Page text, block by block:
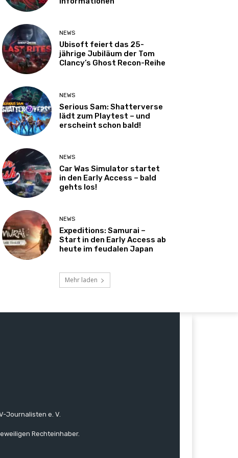
NEWS
Ubisoft feiert das 25-
jährige Jubiläum der Tom
Clancy’s Ghost Recon-Reihe
NEWS
Serious Sam: Shatterverse
lädt zum Playtest – und
erscheint schon bald!
NEWS
Car Was Simulator startet
in den Early Access – bald
gehts los!
NEWS
Expeditions: Samurai –
Start in den Early Access ab
heute im feudalen Japan
Mehr laden
Journalisten e. V.
Rechteinhaber.